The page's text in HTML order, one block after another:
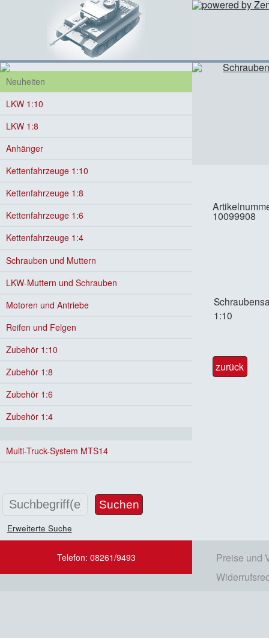
10099908
1:10
zurück
Neuheiten
LKW 1:10
LKW 1:8
Anhänger
Kettenfahrzeuge 1:10
Kettenfahrzeuge 1:8
Kettenfahrzeuge 1:6
Kettenfahrzeuge 1:4
Schrauben und Muttern
LKW-Muttern und Schrauben
Motoren und Antriebe
Reifen und Felgen
Zubehör 1:10
Zubehör 1:8
Zubehör 1:6
Zubehör 1:4
Multi-Truck-System MTS14
Erweiterte Suche
Telefon: 08261/9493
Preise und